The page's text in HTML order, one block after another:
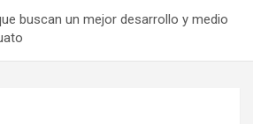
buscan un mejor desarrollo y medio